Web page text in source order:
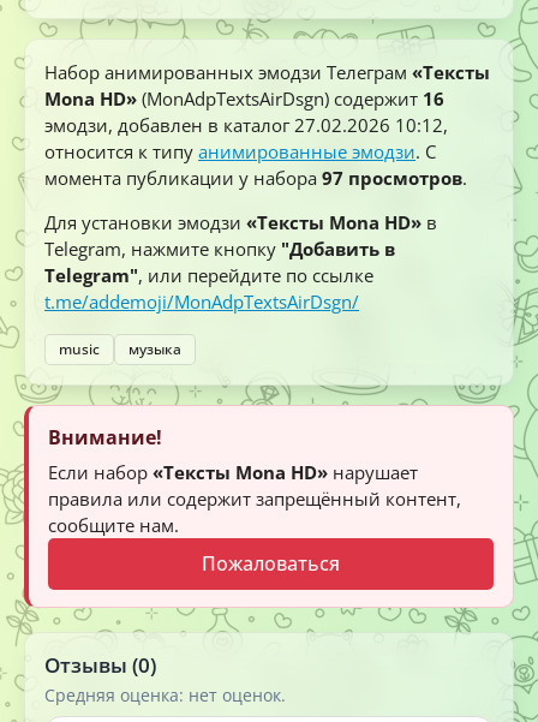
Набор анимированных эмодзи Телеграм «Тексты
Mona HD» (MonAdpTextsAirDsgn) содержит 16
эмодзи, добавлен в каталог 27.02.2026 10:12,
относится к типу анимированные эмодзи. С
момента публикации у набора 97 просмотров.
Для установки эмодзи «Тексты Mona HD» в
Telegram, нажмите кнопку "Добавить в
Telegram", или перейдите по ссылке
t.me/addemoji/MonAdpTextsAirDsgn/
music музыка
Внимание!
Если набор «Тексты Mona HD» нарушает
правила или содержит запрещённый контент,
сообщите нам.
Пожаловаться
Отзывы (0)
Средняя оценка: нет оценок.